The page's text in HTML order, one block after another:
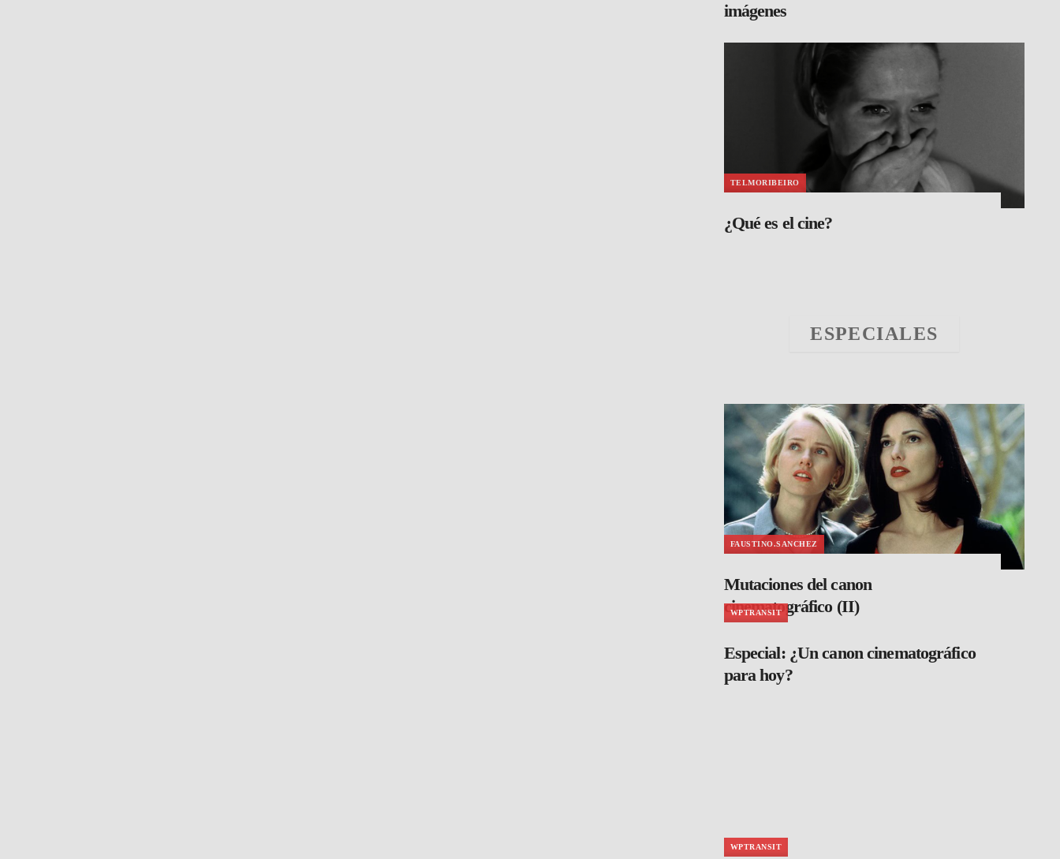
imágenes
TELMORIBEIRO
¿Qué es el cine?
ESPECIALES
FAUSTINO.SANCHEZ
Mutaciones del canon
cinematográfico (II)
WPTRANSIT
Especial: ¿Un canon cinematográfico
para hoy?
WPTRANSIT